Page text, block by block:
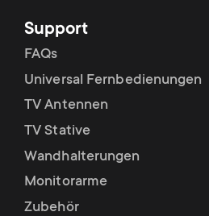
Support
FAQs
Universal Fernbedienungen
TV Antennen
TV Stative
Wandhalterungen
Monitorarme
Zubehör